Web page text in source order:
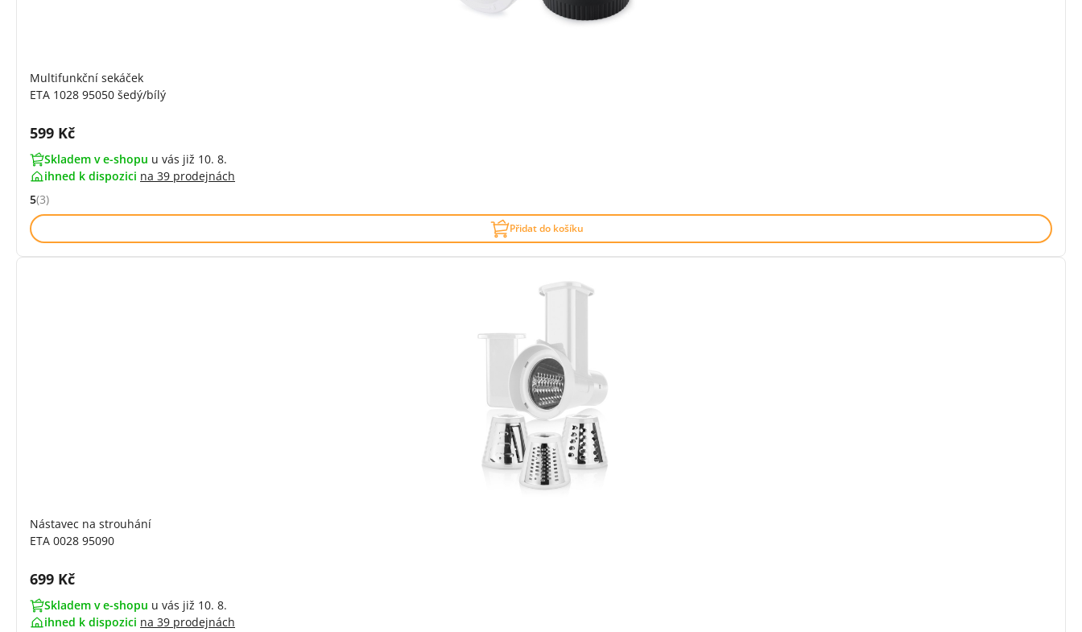
Multifunkční sekáček
ETA 1028 95050 šedý/bílý
Cena s DPH:
599 Kč
Skladem v e-shopu u vás již 10. 8.
ihned k dispozici na 39 prodejnách
Hodnocení: 5 z 5 (3 recenzí)
5(3)
Přidat do košíku
Nástavec na strouhání
ETA 0028 95090
Cena s DPH:
699 Kč
Skladem v e-shopu u vás již 10. 8.
ihned k dispozici na 39 prodejnách